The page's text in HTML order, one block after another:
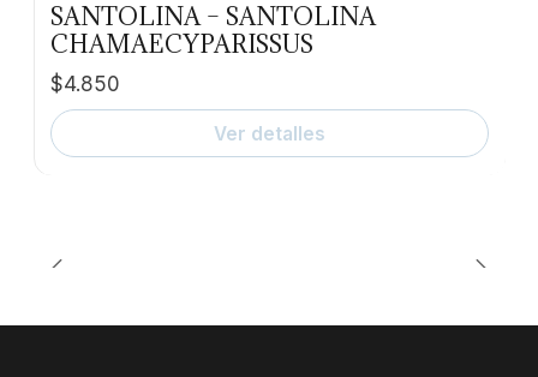
SANTOLINA – SANTOLINA
CHAMAECYPARISSUS
$4.850
Ver detalles